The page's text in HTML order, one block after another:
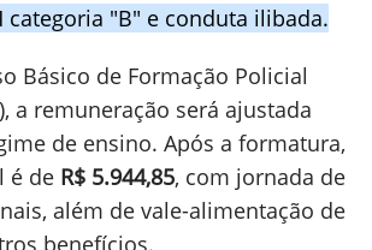
categoria "B" e conduta ilibada.
Básico de Formação Policial
a remuneração será ajustada
de ensino. Após a formatura,
é de R$ 5.944,85, com jornada de
além de vale-alimentação de
benefícios.